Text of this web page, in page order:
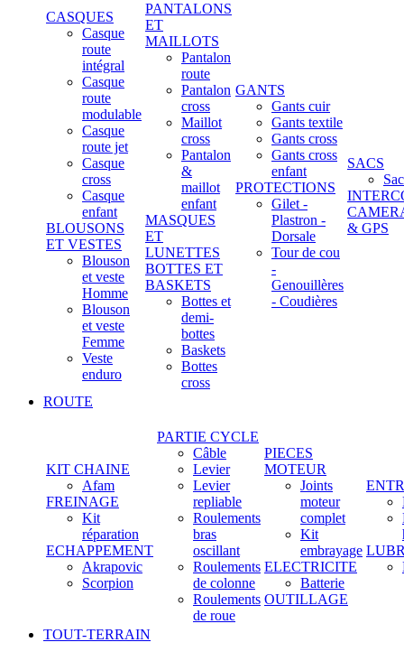
CASQUES
Casque
route
intégral
Casque
route
modulable
Casque
route jet
Casque
cross
Casque
enfant
BLOUSONS
ET VESTES
Blouson
et veste
Homme
Blouson
et veste
Femme
Veste
enduro
PANTALONS
ET
MAILLOTS
Pantalon
route
Pantalon
cross
Maillot
cross
Pantalon
&
maillot
enfant
MASQUES
ET
LUNETTES
BOTTES ET
BASKETS
Bottes et
demi-
bottes
Baskets
Bottes
cross
GANTS
Gants cuir
Gants textile
Gants cross
Gants cross
enfant
PROTECTIONS
Gilet -
Plastron -
Dorsale
Tour de cou
-
Genouillères
- Coudières
SACS
& GPS
ROUTE
KIT CHAINE
Afam
FREINAGE
Kit
réparation
ECHAPPEMENT
Akrapovic
Scorpion
PARTIE CYCLE
Câble
Levier
Levier
repliable
Roulements
bras
oscillant
Roulements
de colonne
Roulements
de roue
PIECES
MOTEUR
Joints
moteur
complet
Kit
embrayage
ELECTRICITE
Batterie
OUTILLAGE
TOUT-TERRAIN